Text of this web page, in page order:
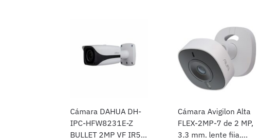
Cámara DAHUA DH-
IPC-HFW8231E-Z
BULLET 2MP VF IR50
Cámara Avigilon Alta
FLEX-2MP-7 de 2 MP,
3,3 mm, lente fija,